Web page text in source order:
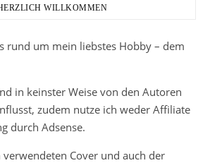
WILLKOMMEN
rund um mein liebstes Hobby – dem
in keinster Weise von den Autoren
zudem nutze ich weder Affiliate
durch Adsense.
verwendeten Cover und auch der